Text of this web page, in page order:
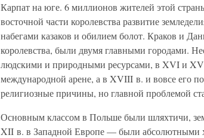
Карпат на юге. 6 миллионов жителей этой
восточной части королевства развитие
набегами казаков и обилием болот. Краков и
королевства, были двумя главными городами.
людскими и природными ресурсами, в XVI и
международной арене, а в XVIII в. и вовсе его
религиозные причины, но главной проблемой
Основным классом в Польше были шляхтичи,
XII в. в Западной Европе — были абсолютными